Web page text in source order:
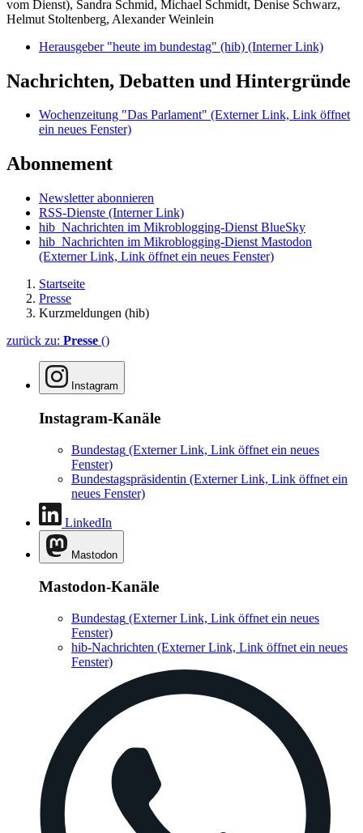
vom Dienst), Sandra Schmid, Michael Schmidt, Denise Schwarz,
Helmut Stoltenberg, Alexander Weinlein
Herausgeber "heute im bundestag" (hib) (Interner Link)
Nachrichten, Debatten und Hintergründe
Wochenzeitung "Das Parlament" (Externer Link, Link öffnet
ein neues Fenster)
Abonnement
Newsletter abonnieren
RSS-Dienste (Interner Link)
hib_Nachrichten im Mikroblogging-Dienst BlueSky
hib_Nachrichten im Mikroblogging-Dienst Mastodon
(Externer Link, Link öffnet ein neues Fenster)
Startseite
Presse
Kurzmeldungen (hib)
zurück zu: Presse ()
Instagram
Instagram-Kanäle
Bundestag (Externer Link, Link öffnet ein neues
Fenster)
Bundestagspräsidentin (Externer Link, Link öffnet ein
neues Fenster)
LinkedIn
Mastodon
Mastodon-Kanäle
Bundestag (Externer Link, Link öffnet ein neues
Fenster)
hib-Nachrichten (Externer Link, Link öffnet ein neues
Fenster)